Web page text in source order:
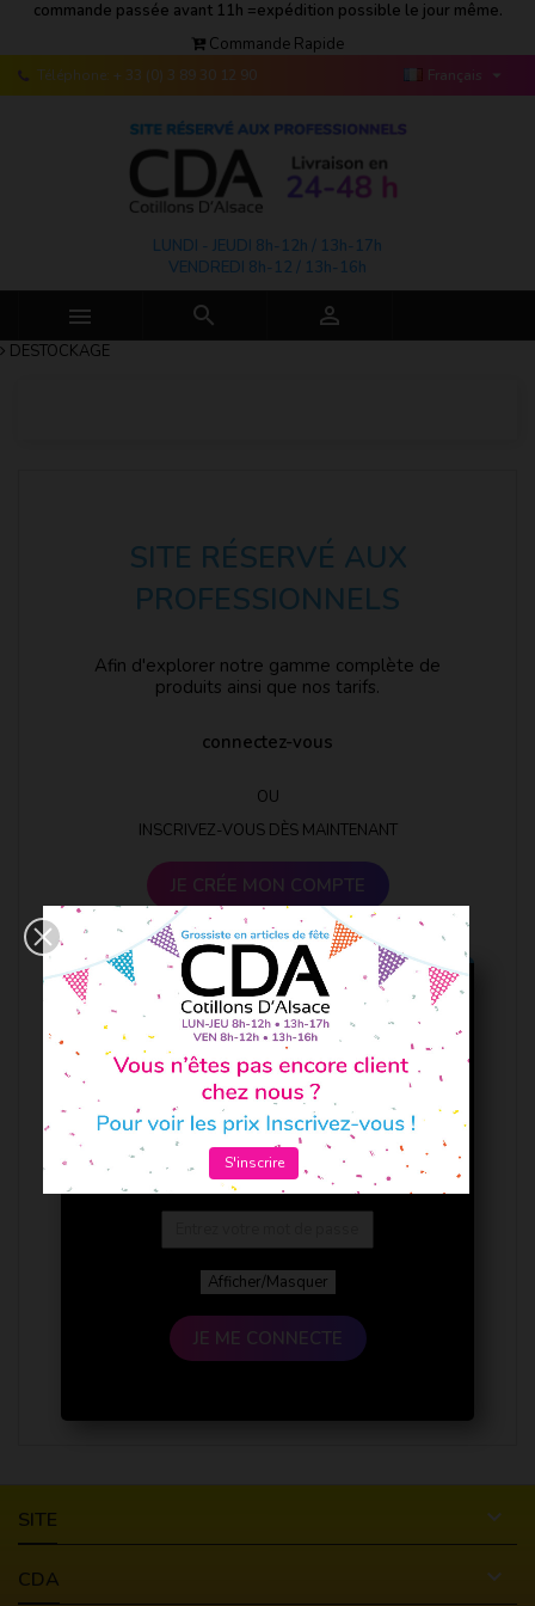
commande passée avant 11h =expédition possible le jour même.
Commande Rapide
Téléphone: + 33 (0) 3 89 30 12 90 Français 
LUNDI - JEUDI 8h-12h / 13h-17h
VENDREDI 8h-12 / 13h-16h
  
DESTOCKAGE
SITE RÉSERVÉ AUX
PROFESSIONNELS
Afin d'explorer notre gamme complète de
produits ainsi que nos tarifs.
connectez-vous
OU
INSCRIVEZ-VOUS DÈS MAINTENANT
JE CRÉE MON COMPTE
Afficher/Masquer
JE ME CONNECTE
SITE 
CDA 
S'inscrire